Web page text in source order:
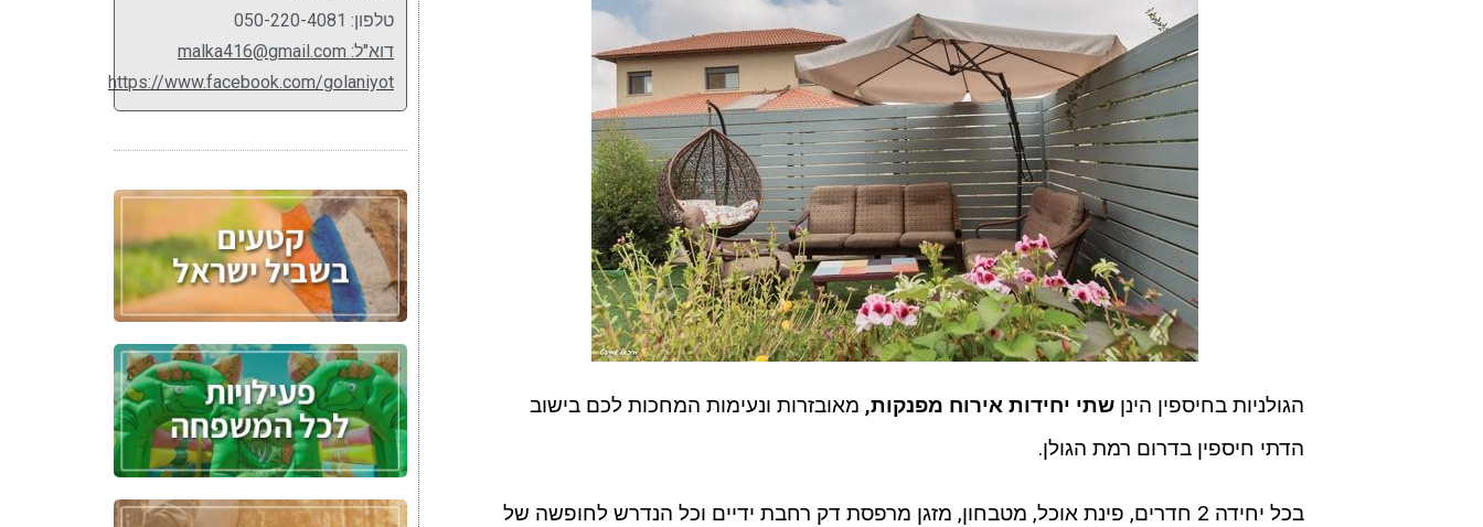
הגולניות בחיספין הינן שתי יחידות אירוח מפנקות, מאובזרות ונעימות המחכות לכם בישוב
הדתי חיספין בדרום רמת הגולן.
בכל יחידה 2 חדרים, פינת אוכל, מטבחון, מזגן מרפסת דק רחבת ידיים וכל הנדרש לחופשה של
טלפון: 050-220-4081
דוא"ל: malka416@gmail.com
https://www.facebook.com/golaniyot